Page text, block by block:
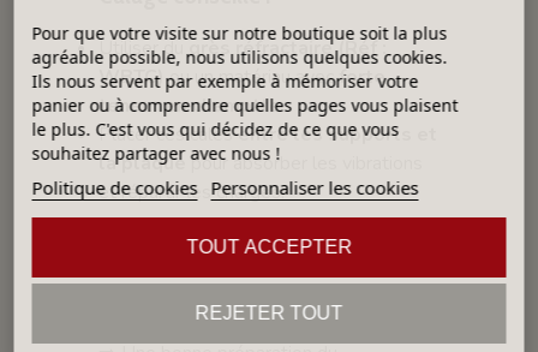
Utiliser dugrès réfractaire (Réf :
WBTC)ou un matériau avecforte
teneur en chamotte.
Placer ces calesentre les supports et
la plaque pour absorber les vibrations
et répartir les charges.
Surface d’appui :
stabilité du chargementest garantie.
Pour que votre visite sur notre boutique soit la plus
agréable possible, nous utilisons quelques cookies.
Ils nous servent par exemple à mémoriser votre
panier ou à comprendre quelles pages vous plaisent
le plus. C'est vous qui décidez de ce que vous
souhaitez partager avec nous !
Politique de cookies Personnaliser les cookies
REJETER TOUT
TOUT ACCEPTER